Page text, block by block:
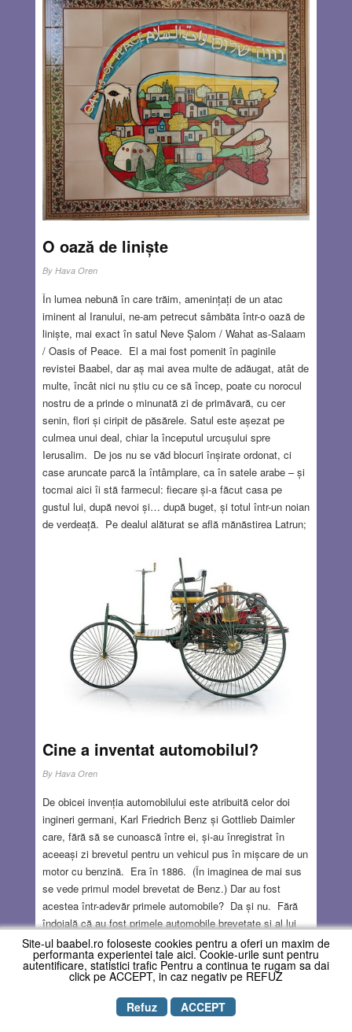
În adăpostul școlii erau mulți oameni din vecini – se pare
că blocurile lor, mai vechi, nu au adăposturi proprii. Dar au
venit și mulți copii, o parte chiar mascați. Săracii de ei,
balul mascat de Purim le fusese promis chiar pentru
astăzi! Au venit și câteva învățătoare, au pus muzică, au
împărțit dulciuri… Dar nu cred că printre copii a fost
vreunul care să-și închipuie că aceasta este o petrecere
adevărată.
Read more…
MAR 1, 2026 27 COMMENTS
O oază de liniște
By Hava Oren
În lumea nebună în care trăim, amenințați de un atac
iminent al Iranului, ne-am petrecut sâmbăta într-o oază de
liniște, mai exact în satul Neve Șalom / Wahat as-Salaam
/ Oasis of Peace. El a mai fost pomenit în paginile
revistei Baabel, dar aș mai avea multe de adăugat, atât de
multe, încât nici nu știu cu ce să încep, poate cu norocul
nostru de a prinde o minunată zi de primăvară, cu cer
senin, flori și ciripit de păsărele. Satul este așezat pe
culmea unui deal, chiar la începutul urcușului spre
Ierusalim. De jos nu se văd blocuri înșirate ordonat, ci
case aruncate parcă la întâmplare, ca în satele arabe – și
tocmai aici îi stă farmecul: fiecare și-a făcut casa pe
gustul lui, după nevoi și… după buget, și totul într-un noian
de verdeață. Pe dealul alăturat se află mănăstirea Latrun;
o clipă pe pământurile copilăriei… (De altfel, terenul pe
care s-a construit satul a fost donat de mănăstirea
Latrun.). Experimentul a început în anii 1970, la inițiativa
lui Bruno Hussar (1911 – 1996), un evreu convertit la
catolicism – era parcă predestinat, un supraviețuitor al
Holocaustului, un om care a cunoscut suferința și s-a aflat
la răscrucea dintre două identități. Ideea era de a dovedi
că se poate și altfel, fără violență, că evrei și arabi pot trăi
în bună vecinătate.
Read more…
Cine a inventat automobilul?
By Hava Oren
De obicei invenția automobilului este atribuită celor doi
ingineri germani, Karl Friedrich Benz și Gottlieb Daimler
care, fără să se cunoască între ei, și-au înregistrat în
aceeași zi brevetul pentru un vehicul pus în mișcare de un
motor cu benzină. Era în 1886. (În imaginea de mai sus
se vede primul model brevetat de Benz.) Dar au fost
acestea într-adevăr primele automobile? Da și nu. Fără
îndoială că au fost primele automobile brevetate și al lui
Benz a fost primul produs în mai multe exemplare și
comercializat. Dar ideea de a monta un motor pe un
cărucior era mult mai veche. În 1769 inginerul militar
în mișcare de un motor cu abur, pentru a remorca tunuri pe
Site-ul baabel.ro foloseste cookies pentru a oferi un maxim de
performanta experientei tale aici. Cookie-urile sunt pentru
autentificare, statistici trafic Pentru a continua te rugam sa dai
click pe ACCEPT, in caz negativ pe REFUZ
Refuz
ACCEPT